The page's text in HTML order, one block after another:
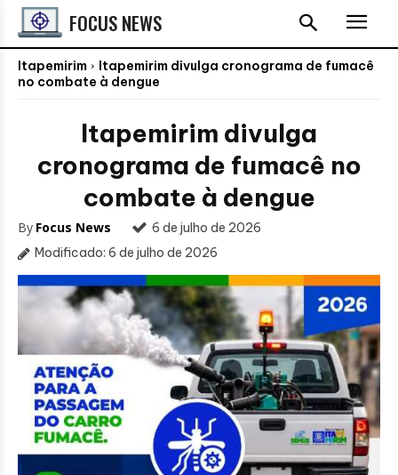
FOCUS NEWS
Itapemirim
Itapemirim divulga cronograma de fumacê
no combate à dengue
Itapemirim divulga
cronograma de fumacê no
combate à dengue
By Focus News
6 de julho de 2026
Modificado: 6 de julho de 2026